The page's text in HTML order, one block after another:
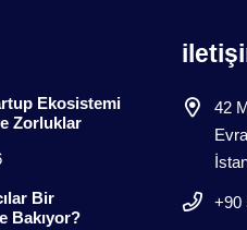
Ekosistemi
Zorluklar
Bir
Bakıyor?
42
+90